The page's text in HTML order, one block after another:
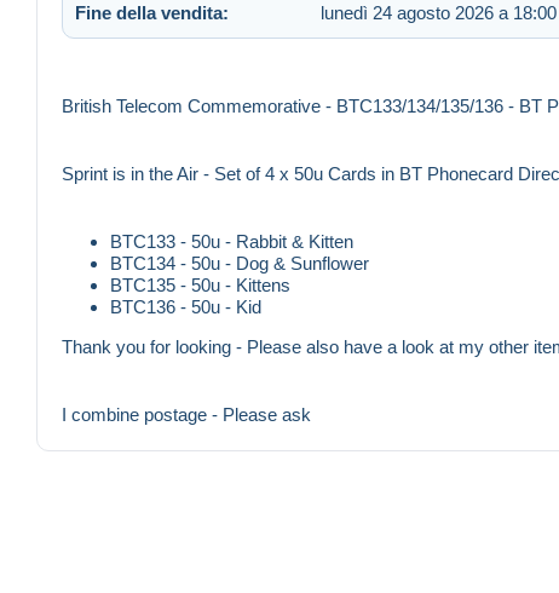
Fine della vendita:
lunedì 24 agosto 2026 a 18:00
British Telecom Commemorative - BTC133/134/135/136 - BT
Sprint is in the Air - Set of 4 x 50u Cards in BT Phonecard
BTC133 - 50u - Rabbit & Kitten
BTC134 - 50u - Dog & Sunflower
BTC135 - 50u - Kittens
BTC136 - 50u - Kid
Thank you for looking - Please also have a look at my other
I combine postage - Please ask